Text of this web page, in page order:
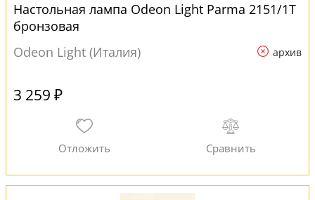
Настольная лампа Odeon Light Parma 2151/1T
бронзовая
Odeon Light (Италия)
архив
3 259 ₽